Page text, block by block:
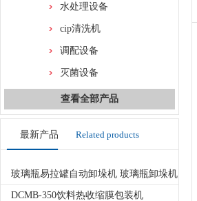
水处理设备
cip清洗机
调配设备
灭菌设备
查看全部产品
最新产品 Related products
玻璃瓶易拉罐自动卸垛机 玻璃瓶卸垛机
DCMB-350饮料热收缩膜包装机